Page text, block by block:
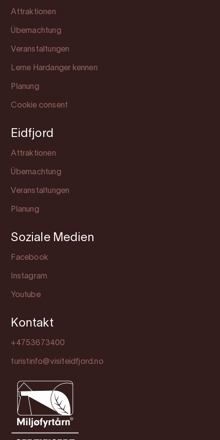
Attraktionen
Übernachtung
Veranstaltungen
Lerne Hardanger kennen
Planung
Cookie consent
Eidfjord
Attraktionen
Übernachtung
Veranstaltungen
Planung
Soziale Medien
Facebook
Instagram
Youtube
Kontakt
+4753673400
turistinfo@visiteidfjord.no